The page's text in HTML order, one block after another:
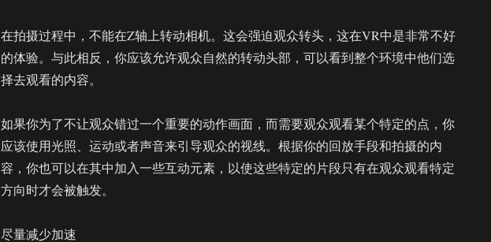
在拍摄过程中，不能在Z轴上转动相机。这会强迫观众转头，这在VR中是非常不好
的体验。与此相反，你应该允许观众自然的转动头部，可以看到整个环境中他们选
择去观看的内容。
如果你为了不让观众错过一个重要的动作画面，而需要观众观看某个特定的点，你
应该使用光照、运动或者声音来引导观众的视线。根据你的回放手段和拍摄的内
容，你也可以在其中加入一些互动元素，以使这些特定的片段只有在观众观看特定
方向时才会被触发。
尽量减少加速